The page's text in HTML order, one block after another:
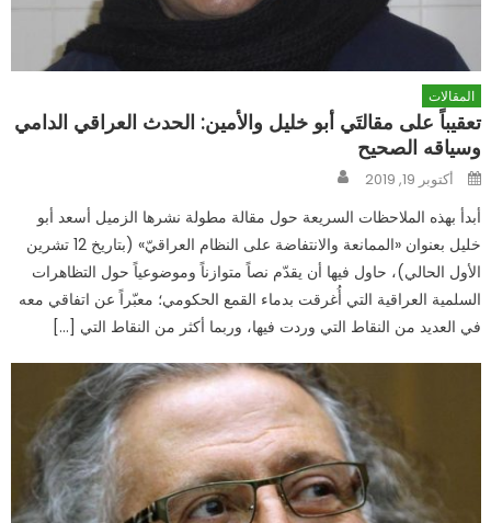
المقالات
تعقيباً على مقالتَي أبو خليل والأمين: الحدث العراقي الدامي
وسياقه الصحيح
Posted
onأكتوبر 19, 2019
أبدأ بهذه الملاحظات السريعة حول مقالة مطولة نشرها الزميل أسعد أبو
خليل بعنوان «الممانعة والانتفاضة على النظام العراقيّ» (بتاريخ 12 تشرين
الأول الحالي)، حاول فيها أن يقدّم نصاً متوازناً وموضوعياً حول التظاهرات
السلمية العراقية التي أُغرقت بدماء القمع الحكومي؛ معبّراً عن اتفاقي معه
في العديد من النقاط التي وردت فيها، وربما أكثر من النقاط التي […]